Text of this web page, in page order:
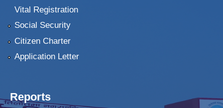
Vital Registration
Social Security
Citizen Charter
Application Letter
Reports